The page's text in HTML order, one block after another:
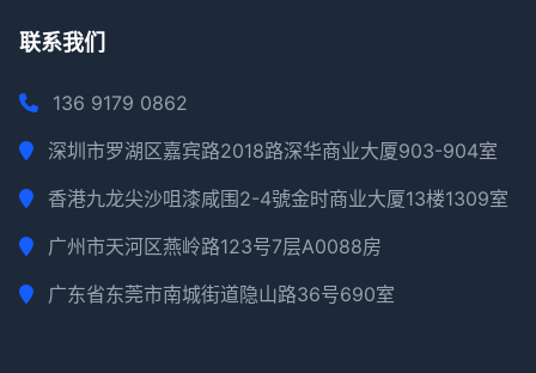
联系我们
136 9179 0862
深圳市罗湖区嘉宾路2018路深华商业大厦903-904室
香港九龙尖沙咀漆咸围2-4號金时商业大厦13楼1309室
广州市天河区燕岭路123号7层A0088房
广东省东莞市南城街道隐山路36号690室